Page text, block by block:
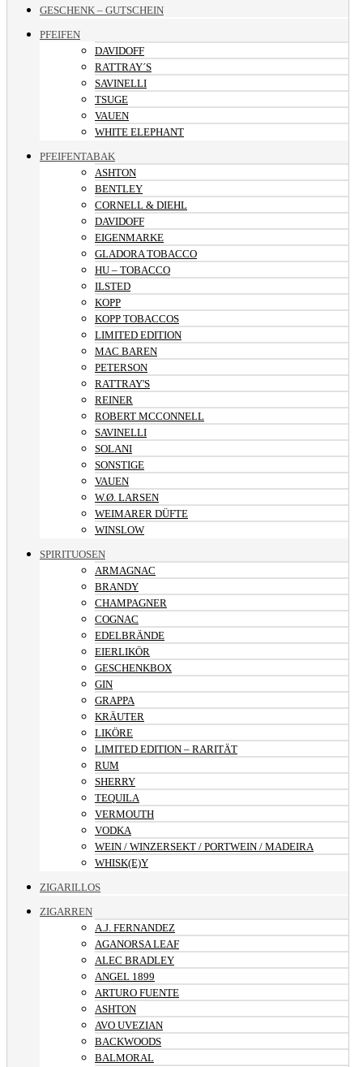
GESCHENK – GUTSCHEIN
PFEIFEN
DAVIDOFF
RATTRAY´S
SAVINELLI
TSUGE
VAUEN
WHITE ELEPHANT
PFEIFENTABAK
ASHTON
BENTLEY
CORNELL & DIEHL
DAVIDOFF
EIGENMARKE
GLADORA TOBACCO
HU – TOBACCO
ILSTED
KOPP
KOPP TOBACCOS
LIMITED EDITION
MAC BAREN
PETERSON
RATTRAY'S
REINER
ROBERT MCCONNELL
SAVINELLI
SOLANI
SONSTIGE
VAUEN
W.Ø. LARSEN
WEIMARER DÜFTE
WINSLOW
SPIRITUOSEN
ARMAGNAC
BRANDY
CHAMPAGNER
COGNAC
EDELBRÄNDE
EIERLIKÖR
GESCHENKBOX
GIN
GRAPPA
KRÄUTER
LIKÖRE
LIMITED EDITION – RARITÄT
RUM
SHERRY
TEQUILA
VERMOUTH
VODKA
WEIN / WINZERSEKT / PORTWEIN / MADEIRA
WHISK(E)Y
ZIGARILLOS
ZIGARREN
A.J. FERNANDEZ
AGANORSA LEAF
ALEC BRADLEY
ANGEL 1899
ARTURO FUENTE
ASHTON
AVO UVEZIAN
BACKWOODS
BALMORAL